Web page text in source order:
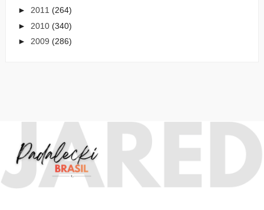
► 2011 (264)
► 2010 (340)
► 2009 (286)